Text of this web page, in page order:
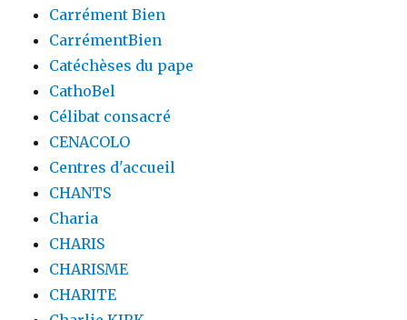
Carrément Bien
CarrémentBien
Catéchèses du pape
CathoBel
Célibat consacré
CENACOLO
Centres d'accueil
CHANTS
Charia
CHARIS
CHARISME
CHARITE